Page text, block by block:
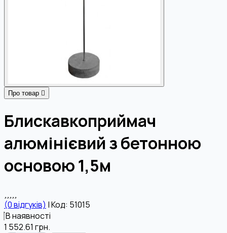
Про товар
Блискавкоприймач
алюмінієвий з бетонною
основою 1,5м
(0 відгуків) |Код: 51015
В наявності
1 552.61 грн.